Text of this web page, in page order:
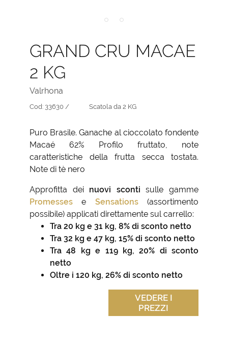
GRAND CRU MACAE
2 KG
Valrhona
Cod: 33630 / Scatola da 2 KG
Puro Brasile. Ganache al cioccolato fondente
Macaé 62% Profilo fruttato, note
caratteristiche della frutta secca tostata.
Note di tè nero
Approfitta dei nuovi sconti sulle gamme
Promesses e Sensations(assortimento
possibile) applicati direttamente sul carrello:
Tra 20 kg e 31 kg, 8% di sconto netto
Tra 32 kg e 47 kg, 15% di sconto netto
Tra 48 kg e 119 kg, 20% di sconto
netto
Oltre i 120 kg, 26% di sconto netto
VEDERE I
PREZZI